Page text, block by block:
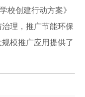
校创建行动方案》
理，推广节能环保
模推广应用提供了